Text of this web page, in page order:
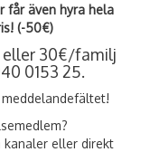
får även hyra hela
(-50€)
eller 30€/familj
0153 25.
kanaler eller direkt